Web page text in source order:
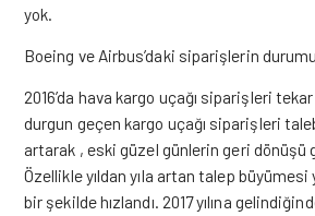
yok.
Boeing ve Airbus’daki siparişlerin
2016’da hava kargo uçağı siparişleri tekar
durgun geçen kargo uçağı siparişleri
artarak , eski güzel günlerin geri dönüşü
Özellikle yıldan yıla artan talep büyümesi
bir şekilde hızlandı. 2017 yılına